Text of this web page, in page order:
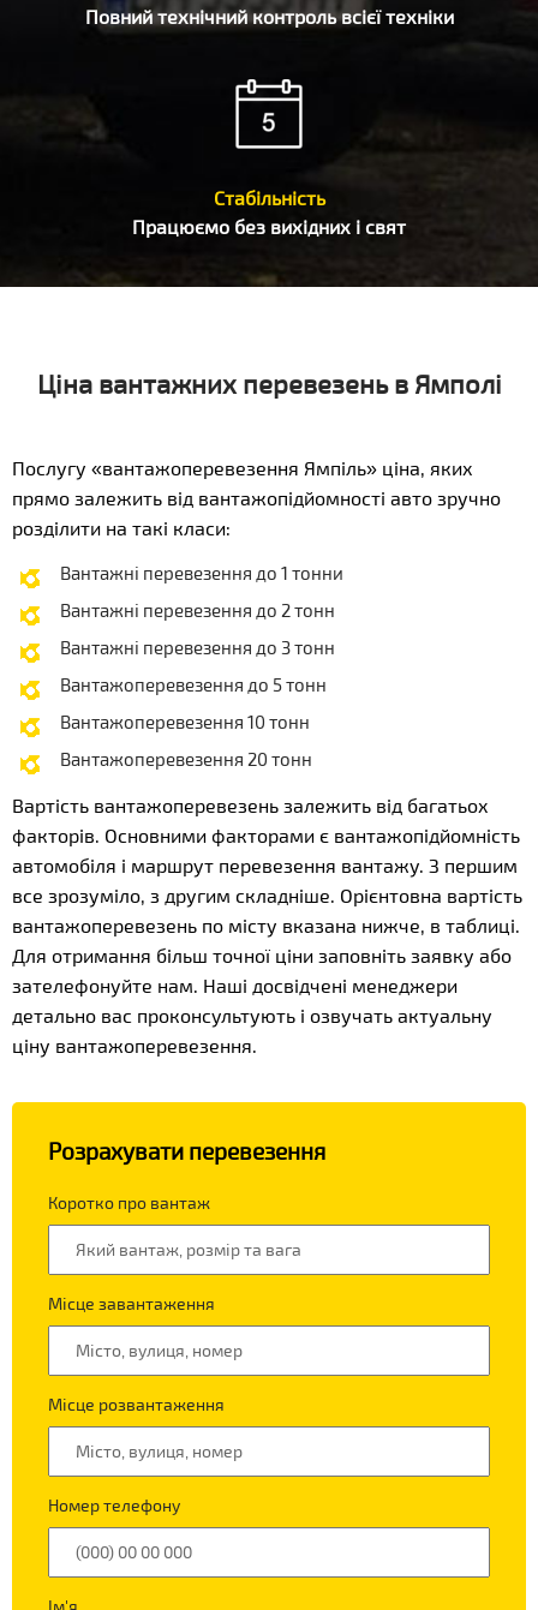
Повний технічний контроль всієї техніки
Стабільність
Працюємо без вихідних і свят
Ціна вантажних перевезень в Ямполі
Послугу «вантажоперевезення Ямпіль» ціна, яких
прямо залежить від вантажопідйомності авто зручно
розділити на такі класи:
Вантажні перевезення до 1 тонни
Вантажні перевезення до 2 тонн
Вантажні перевезення до 3 тонн
Вантажоперевезення до 5 тонн
Вантажоперевезення 10 тонн
Вантажоперевезення 20 тонн
Вартість вантажоперевезень залежить від багатьох
факторів. Основними факторами є вантажопідйомність
автомобіля і маршрут перевезення вантажу. З першим
все зрозуміло, з другим складніше. Орієнтовна вартість
вантажоперевезень по місту вказана нижче, в таблиці.
Для отримання більш точної ціни заповніть заявку або
зателефонуйте нам. Наші досвідчені менеджери
детально вас проконсультують і озвучать актуальну
ціну вантажоперевезення.
Розрахувати перевезення
Коротко про вантаж
Місце завантаження
Місце розвантаження
Номер телефону
Ім'я